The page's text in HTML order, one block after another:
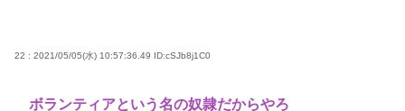
22 : 2021/05/05(水) 10:57:36.49 ID:cSJb8j1C0
ボランティアという名の奴隷だからやろ